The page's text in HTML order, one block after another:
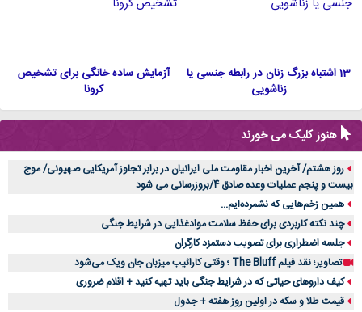
13 اشتباه بزرگ زنان در رابطه جنسی یا
زناشویی
آزمایش ساده خانگی برای تشخیص
کرونا
هنوز کلیک می خورند
روز هشتم/ آخرین اخبار مقاومت ملی ایرانیان در برابر تجاوز آمریکایی صهیونی/ موج
بیست و پنجم عملیات وعده صادق 4/بروزرسانی می شود
همین زخم‌هایی که نشمرده‌ایم...
چند نکته کاربردی برای حفظ سلامت موادغذایی در شرایط جنگی
جلسه اضطراری برای تصویب دستمزد کارگران
تصاویر؛ نقد فیلم The Bluff ؛ وقتی کارائیب میزبان جان ویک می‌شود
کیف داروهای حیاتی که در شرایط جنگی باید تهیه کنید + اقلام ضروری
قیمت طلا و سکه در اولین روز هفته + جدول